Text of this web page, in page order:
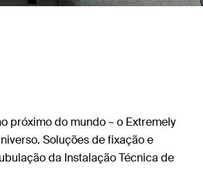
próximo do mundo – o Extremely
Soluções de fixação e
da Instalação Técnica de